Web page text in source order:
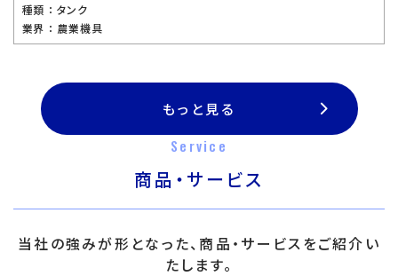
種類 ： タンク
業界 ： 農業機具
もっと見る
Service
商品・サービス
当社の強みが形となった、商品・サービスをご紹介い
たします。